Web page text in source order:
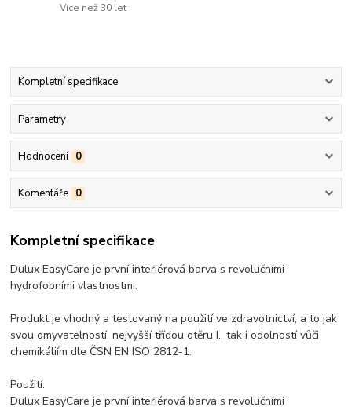
Více než 30 let
Kompletní specifikace
Parametry
Hodnocení 0
Komentáře 0
Kompletní specifikace
Dulux EasyCare je první interiérová barva s revolučními
hydrofobními vlastnostmi.
Produkt je vhodný a testovaný na použití ve zdravotnictví, a to jak
svou omyvatelností, nejvyšší třídou otěru I., tak i odolností vůči
chemikáliím dle ČSN EN ISO 2812-1.
Použití:
Dulux EasyCare je první interiérová barva s revolučními